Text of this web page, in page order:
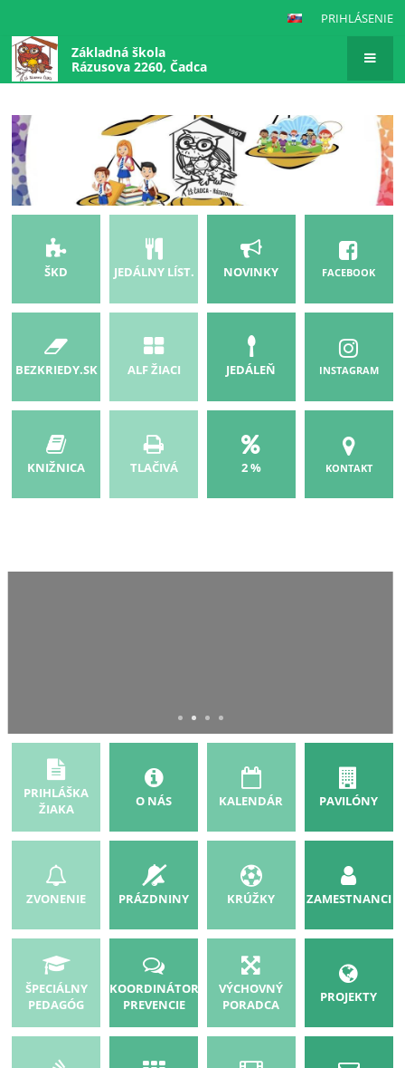
PRIHLÁSENIE
Základná škola
Rázusova 2260, Čadca
Domov
ŠKD JEDÁLNY LÍST. NOVINKY FACEBOOK
BEZKRIEDY.SK ALF ŽIACI JEDÁLEŇ INSTAGRAM
KNIŽNICA TLAČIVÁ 2 % KONTAKT
PRIHLÁŠKA
ŽIAKA
O NÁS KALENDÁR PAVILÓNY
ZVONENIE PRÁZDNINY KRÚŽKY ZAMESTNANCI
ŠPECIÁLNY
PEDAGÓG
KOORDINÁTOR
PREVENCIE
VÝCHOVNÝ
PORADCA
PROJEKTY